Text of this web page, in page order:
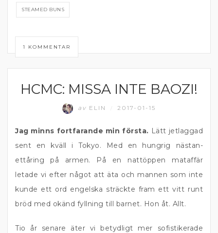
STEAMED BUNS
1 KOMMENTAR
RESOR
HCMC: MISSA INTE BAOZI!
av ELIN 2017-01-15
Jag minns fortfarande min första. Lätt jetlaggad
sent en kväll i Tokyo. Med en hungrig nästan-
ettåring på armen. På en nattöppen mataffär
letade vi efter något att äta och mannen som inte
kunde ett ord engelska sträckte fram ett vitt runt
bröd med okänd fyllning till barnet. Hon åt. Allt.
Tio år senare äter vi betydligt mer sofistikerade